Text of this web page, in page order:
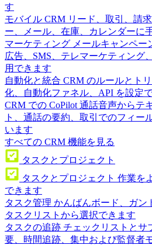
す
モバイル CRM リード、取引、請
ー、メール、在庫、カレンダーに
マーケティング メールキャンペー
広告、SMS、テレマーケティング
用できます
自動化と統合 CRM のルールとト
化、自動化ファネル、API を設定
CRM での CoPilot 通話音声からテ
ト、通話の要約、取引でのフィー
います
すべての CRM 機能を見る
タスクとプロジェクト
タスクとプロジェクト 作業を
できます
タスク管理 かんばんボード、ガン
タスクリストから選択できます
タスクの追跡 チェックリストとサ
要、時間追跡、集中および監督者